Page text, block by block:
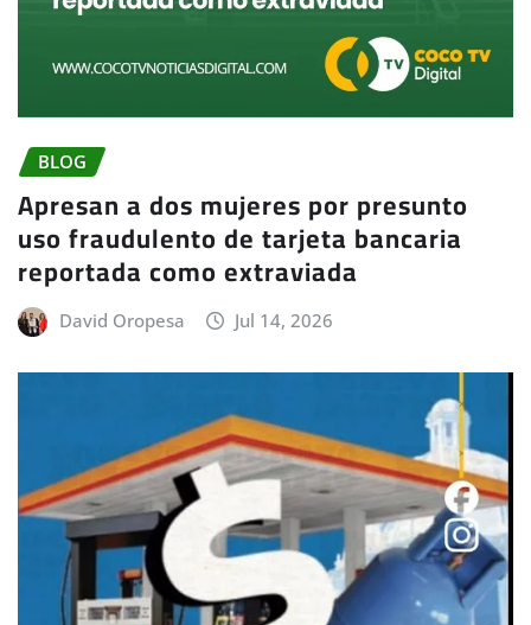
BLOG
Apresan a dos mujeres por presunto
uso fraudulento de tarjeta bancaria
reportada como extraviada
David Oropesa Jul 14, 2026